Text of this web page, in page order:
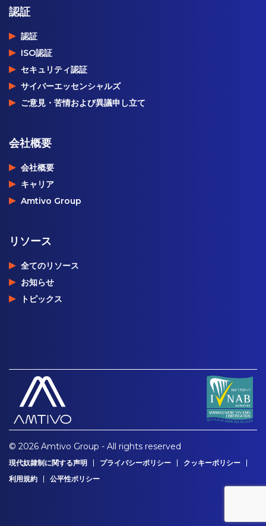
認証
認証
ISO認証
セキュリティ認証
サイバーエッセンシャルズ
ご意見・苦情および異議申し立て
会社概要
会社概要
キャリア
Amtivo Group
リソース
全てのリソース
お知らせ
トピックス
© 2026 Amtivo Group - All rights reserved
現代奴隷制に関する声明 プライバシーポリシー
クッキーポリシー
利用規約
公平性ポリシー